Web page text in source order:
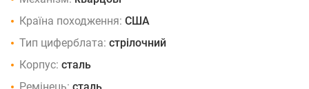
Країна походження: США
Тип циферблата: стрілочний
Корпус: сталь